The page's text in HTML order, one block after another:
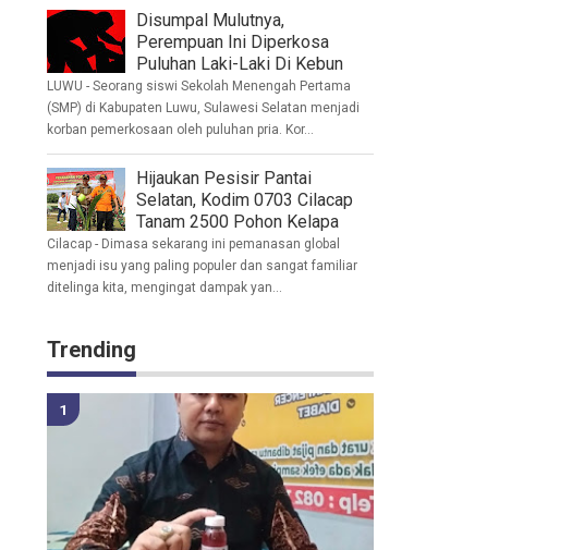
Disumpal Mulutnya,
Perempuan Ini Diperkosa
Puluhan Laki-Laki Di Kebun
LUWU - Seorang siswi Sekolah Menengah Pertama
(SMP) di Kabupaten Luwu, Sulawesi Selatan menjadi
korban pemerkosaan oleh puluhan pria. Kor...
Hijaukan Pesisir Pantai
Selatan, Kodim 0703 Cilacap
Tanam 2500 Pohon Kelapa
Cilacap - Dimasa sekarang ini pemanasan global
menjadi isu yang paling populer dan sangat familiar
ditelinga kita, mengingat dampak yan...
Trending